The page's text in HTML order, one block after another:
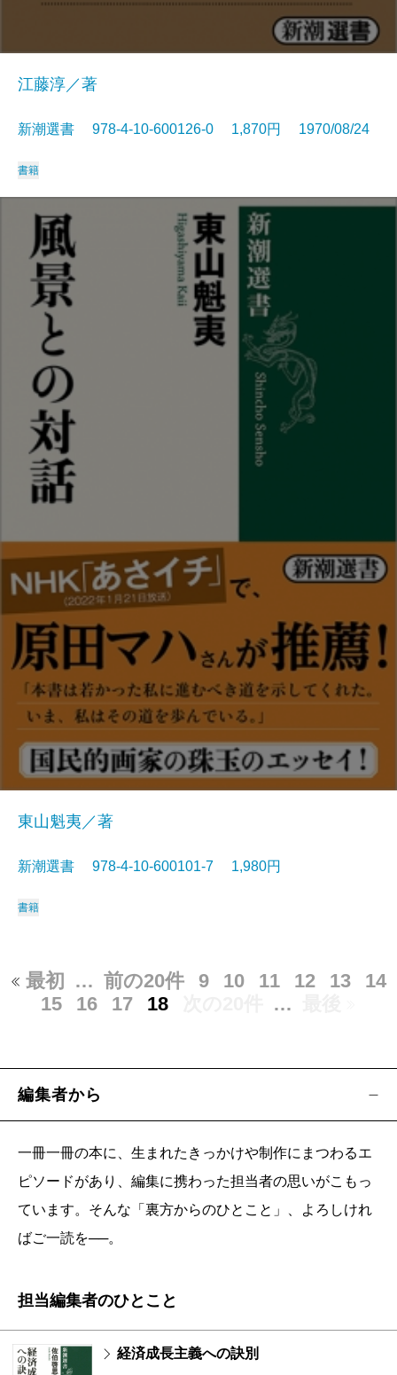
江藤淳／著
新潮選書 978-4-10-600126-0 1,870円 1970/08/24
書籍
東山魁夷／著
新潮選書 978-4-10-600101-7 1,980円
書籍
最初 … 前の20件 9 10 11 12 13
14
15
16 17 18 …
編集者から
一冊一冊の本に、生まれたきっかけや制作にまつわるエ
ピソードがあり、編集に携わった担当者の思いがこもっ
ています。そんな「裏方からのひとこと」、よろしけれ
ばご一読を──。
担当編集者のひとこと
経済成長主義への訣別